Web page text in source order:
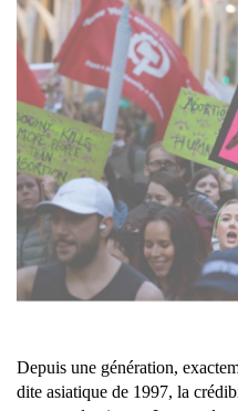
Depuis une génération,
dite asiatique de 1997, la